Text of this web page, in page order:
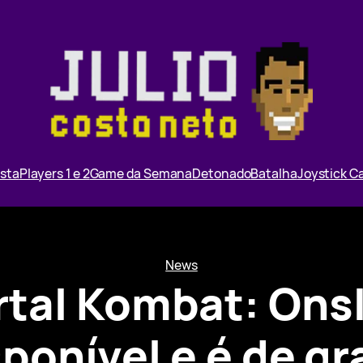
Players 1 e 2Game da SemanaDetonadoBatalhaJoystick
News
Kombat: